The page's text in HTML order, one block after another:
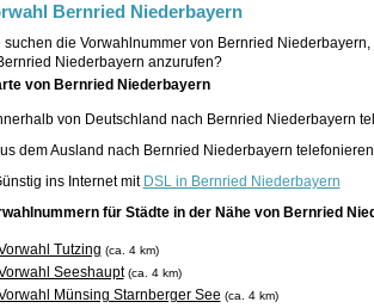
Bernried Niederbayern
suchen die Vorwahlnummer von Bernried
Niederbayern anzurufen?
von Bernried Niederbayern
von Deutschland nach Bernried Niederbayern
dem Ausland nach Bernried Niederbayern
ins Internet mit DSL in Bernried Niederbayern
für Städte in der Nähe von Bernried
Tutzing (ca. 4 km)
Seeshaupt (ca. 4 km)
Münsing Starnberger See (ca. 4 km)